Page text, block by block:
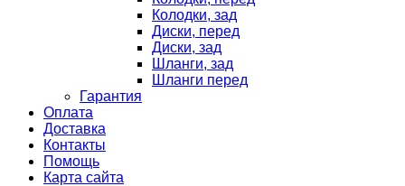
Колодки, зад
Диски, перед
Диски, зад
Шланги, зад
Шланги перед
Гарантия
Оплата
Доставка
Контакты
Помощь
Карта сайта